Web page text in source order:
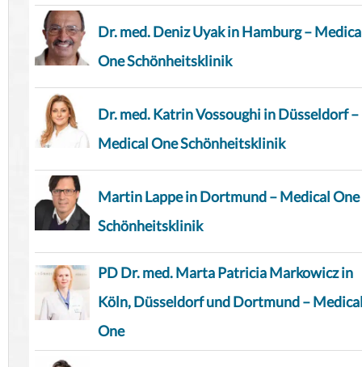
Dr. med. Deniz Uyak in Hamburg –
One Schönheitsklinik
Dr. med. Katrin Vossoughi in Düsseldorf –
Medical One Schönheitsklinik
Martin Lappe in Dortmund – Medical One
Schönheitsklinik
PD Dr. med. Marta Patricia Markowicz in
Köln, Düsseldorf und Dortmund –
One